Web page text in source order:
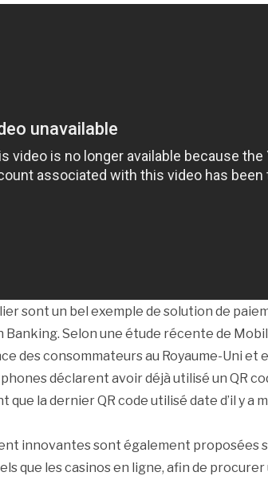
sont un bel exemple de solution de
Banking. Selon une étude récente de
des consommateurs au Royaume-Uni et
déclarent avoir déjà utilisé un QR
la dernier QR code utilisé date d’il y a
innovantes sont également proposées
que les casinos en ligne, afin de